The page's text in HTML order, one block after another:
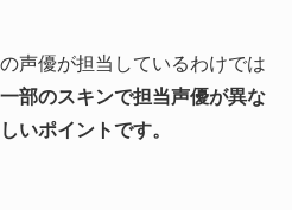
声優が担当しているわけでは
部のスキンで担当声優が異な
いポイントです。